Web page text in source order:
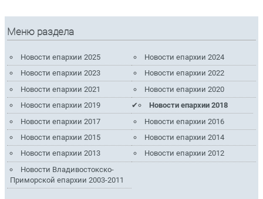
Меню раздела
Новости епархии 2025
Новости епархии 2024
Новости епархии 2023
Новости епархии 2022
Новости епархии 2021
Новости епархии 2020
Новости епархии 2019
Новости епархии 2018
Новости епархии 2017
Новости епархии 2016
Новости епархии 2015
Новости епархии 2014
Новости епархии 2013
Новости епархии 2012
Новости Владивостокско-
Приморской епархии 2003-2011